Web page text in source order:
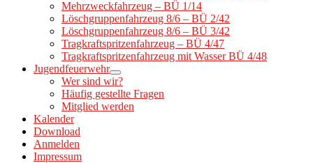
Mehrzweckfahrzeug – BÜ 1/14
Löschgruppenfahrzeug 8/6 – BÜ 2/42
Löschgruppenfahrzeug 8/6 – BÜ 3/42
Tragkraftspritzenfahrzeug – BÜ 4/47
Tragkraftspritzenfahrzeug mit Wasser BÜ 4/48
Jugendfeuerwehr
Wer sind wir?
Häufig gestellte Fragen
Mitglied werden
Kalender
Download
Anmelden
Impressum